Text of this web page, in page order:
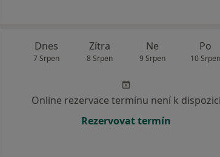
Dnes
7 Srpen
Zítra
8 Srpen
Ne
9 Srpen
Po
10 Srpen
Online rezervace termínu není k dispozici
Rezervovat termín